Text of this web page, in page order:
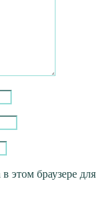
этом браузере для